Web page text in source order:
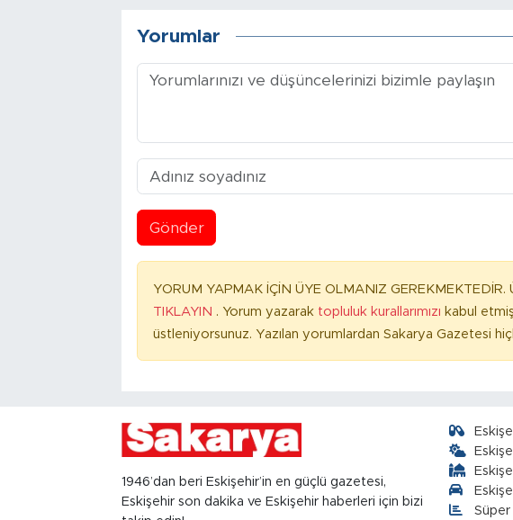
Yorumlar
Gönder
YORUM YAPMAK İÇİN ÜYE OLMANIZ GEREKMEKTEDİR.
TIKLAYIN . Yorum yazarak topluluk kurallarımızı kabul
üstleniyorsunuz. Yazılan yorumlardan Sakarya Gazetesi
1946’dan beri Eskişehir’in en güçlü gazetesi,
Eskişehir son dakika ve Eskişehir haberleri için bizi
Süper